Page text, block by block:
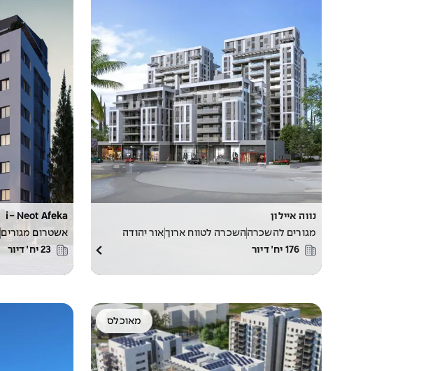
נווה איילון
מגורים להשכרה השכרה לטווח ארוךאור יהודה
176 יח׳ דיור
i- Neot Afeka
אשטרום מגורים
23 יח׳ דיור
מאוכלס